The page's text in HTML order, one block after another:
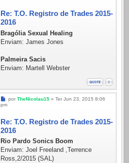
Re: T.O. Registro de Trades 2015-
2016
Bragólia Sexual Healing
Enviam: James Jones
Palmeira Sacis
Enviam: Martell Webster
Mensagem
por TheNicolau15» Ter Jun 23, 2015 8:06
pm
Re: T.O. Registro de Trades 2015-
2016
Rio Pardo Sonics Boom
Enviam: Joel Freeland ,Terrence
Ross,2/2015 (SAL)